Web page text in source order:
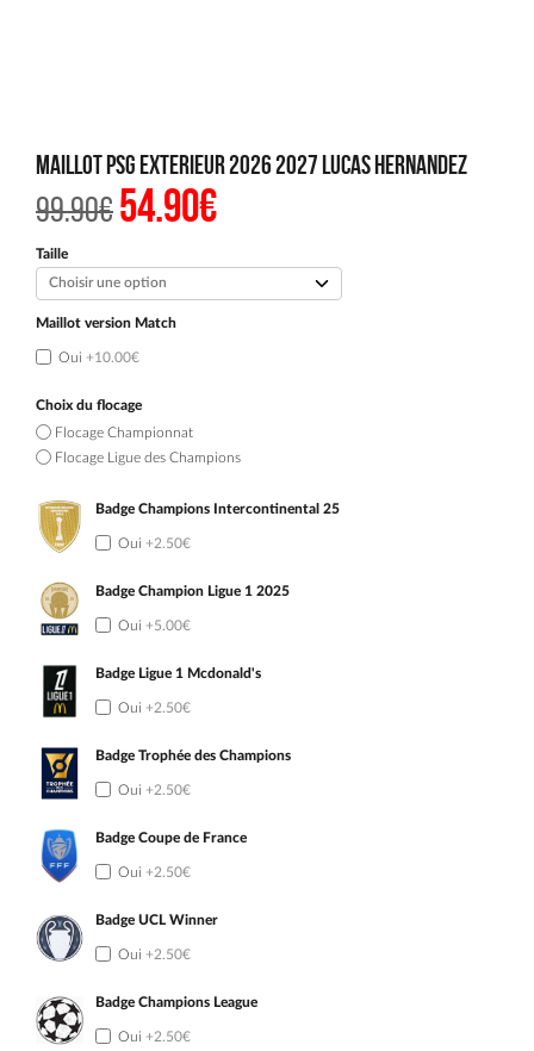
Maillot PSG Exterieur 2026 2027 Lucas Hernandez
99.90€Le
prix
était :
99.90€.
54.90€Le
prix
est :
54.90€.
Taille
Maillot version Match
Oui +10.00€
Choix du flocage
Flocage Championnat
Flocage Ligue des Champions
Badge Champions Intercontinental 25
Oui +2.50€
Badge Champion Ligue 1 2025
Oui +5.00€
Badge Ligue 1 Mcdonald's
Oui +2.50€
Badge Trophée des Champions
Oui +2.50€
Badge Coupe de France
Oui +2.50€
Badge UCL Winner
Oui +2.50€
Badge Champions League
Oui +2.50€